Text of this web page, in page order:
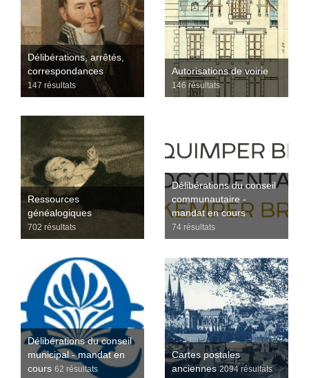
Délibérations, arrêtés,
correspondances
147 résultats
Autorisations de voirie
146 résultats
Ressources
généalogiques
702 résultats
Délibérations du conseil
communautaire -
mandat en cours
74 résultats
Délibérations du conseil
municipal - mandat en
cours62 résultats
Cartes postales
anciennes2094 résultats